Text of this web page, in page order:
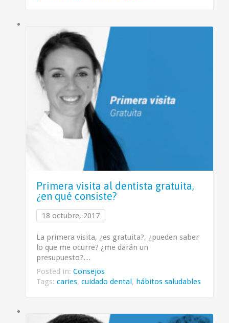
Primera visita al dentista gratuita,
¿en qué consiste?
18 octubre, 2017
La primera visita, ¿es gratuita?, ¿pueden saber
lo que me ocurre? ¿me darán un
presupuesto?…
Posted in: Consejos
Tags: caries, cuidado dental, hábitos saludables